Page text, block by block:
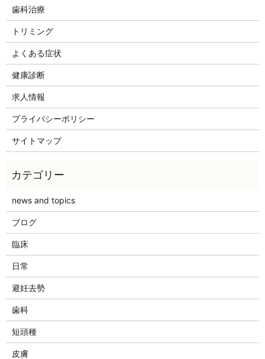
歯科治療
トリミング
よくある症状
健康診断
求人情報
プライバシーポリシー
サイトマップ
news and topics
ブログ
臨床
日常
避妊去勢
歯科
短頭種
皮膚